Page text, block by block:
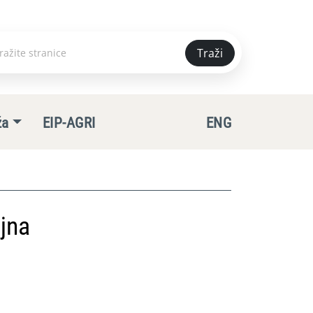
Traži
EIP-AGRI ENG